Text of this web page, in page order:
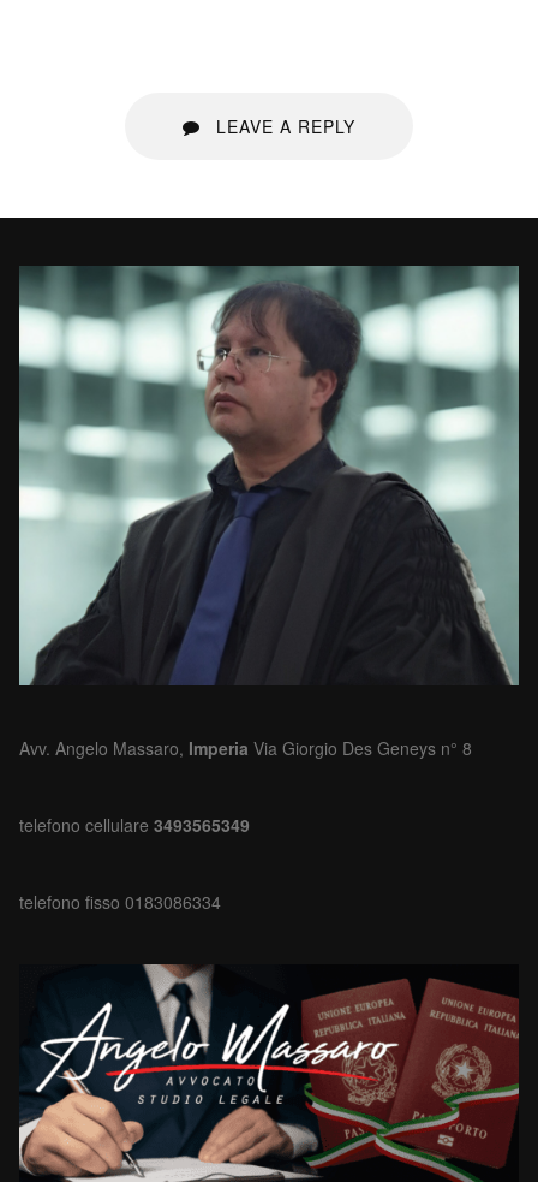
LEAVE A REPLY
Avv. Angelo Massaro, Imperia Via Giorgio Des Geneys n° 8
telefono cellulare 3493565349
telefono fisso 0183086334